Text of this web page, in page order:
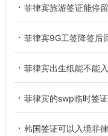
菲律宾旅游签证能停
菲律宾9G工签降签后
菲律宾出生纸能不能
菲律宾的swp临时签
韩国签证可以入境菲